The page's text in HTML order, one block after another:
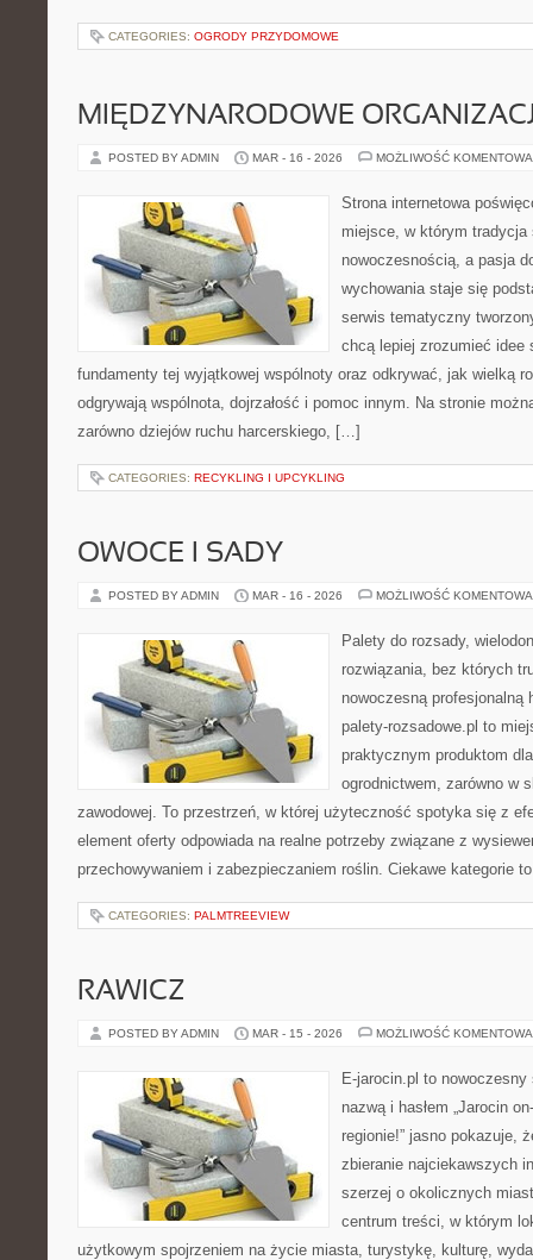
CATEGORIES: OGRODY PRZYDOMOWE
MIĘDZYNARODOWE
POSTED BY ADMIN MAR - 16 - 2026 MOŻLIWOŚĆ
Strona internetowa
miejsce, w którym
nowoczesnością, a pasja
wychowania staje się
serwis tematyczny
chcą lepiej zrozumieć idee
fundamenty tej wyjątkowej wspólnoty oraz odkrywać, jak wielką
odgrywają wspólnota, dojrzałość i pomoc innym. Na stronie
zarówno dziejów ruchu harcerskiego, […]
CATEGORIES: RECYKLING I UPCYKLING
OWOCE I SADY
POSTED BY ADMIN MAR - 16 - 2026 MOŻLIWOŚĆ
Palety do rozsady,
rozwiązania, bez których
nowoczesną profesjonalną
palety-rozsadowe.pl to
praktycznym produktom
ogrodnictwem, zarówno w
zawodowej. To przestrzeń, w której użyteczność spotyka się z
element oferty odpowiada na realne potrzeby związane z
przechowywaniem i zabezpieczaniem roślin. Ciekawe kategorie
CATEGORIES: PALMTREEVIEW
RAWICZ
POSTED BY ADMIN MAR - 15 - 2026 MOŻLIWOŚĆ
E-jarocin.pl to
nazwą i hasłem „Jarocin
regionie!” jasno pokazuje,
zbieranie najciekawszych
szerzej o okolicznych
centrum treści, w którym
użytkowym spojrzeniem na życie miasta, turystykę, kulturę,